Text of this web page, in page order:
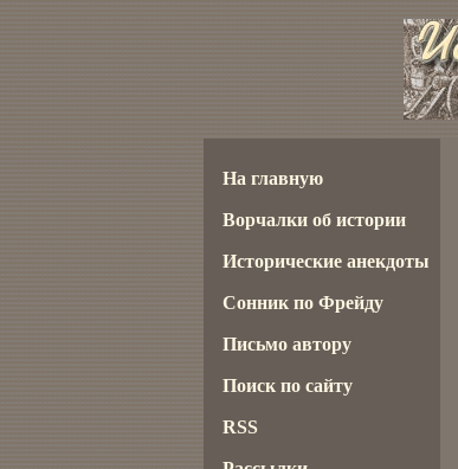
На главную
Ворчалки об истории
Исторические анекдоты
Сонник по Фрейду
Письмо автору
Поиск по сайту
RSS